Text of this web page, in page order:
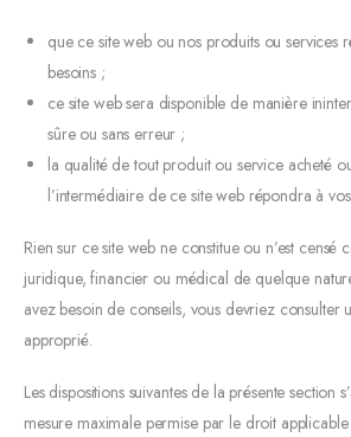
que ce site web ou nos produits ou services
besoins ;
ce site web sera disponible de manière
sûre ou sans erreur ;
la qualité de tout produit ou service acheté
l’intermédiaire de ce site web répondra à vos
Rien sur ce site web ne constitue ou n’est censé
juridique, financier ou médical de quelque
avez besoin de conseils, vous devriez consulter
approprié.
Les dispositions suivantes de la présente section
mesure maximale permise par le droit